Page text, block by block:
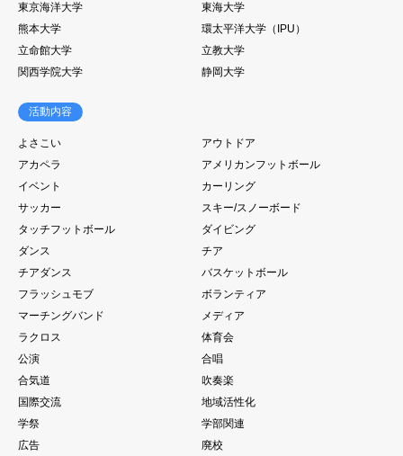
東京海洋大学
東海大学
熊本大学
環太平洋大学（IPU）
立命館大学
立教大学
関西学院大学
静岡大学
活動内容
よさこい
アウトドア
アカペラ
アメリカンフットボール
イベント
カーリング
サッカー
スキー/スノーボード
タッチフットボール
ダイビング
ダンス
チア
チアダンス
バスケットボール
フラッシュモブ
ボランティア
マーチングバンド
メディア
ラクロス
体育会
公演
合唱
合気道
吹奏楽
国際交流
地域活性化
学祭
学部関連
広告
廃校